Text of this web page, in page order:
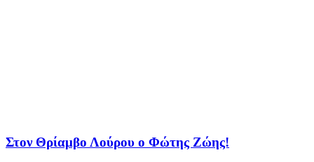
Στον Θρίαμβο Λούρου ο Φώτης Ζώης!